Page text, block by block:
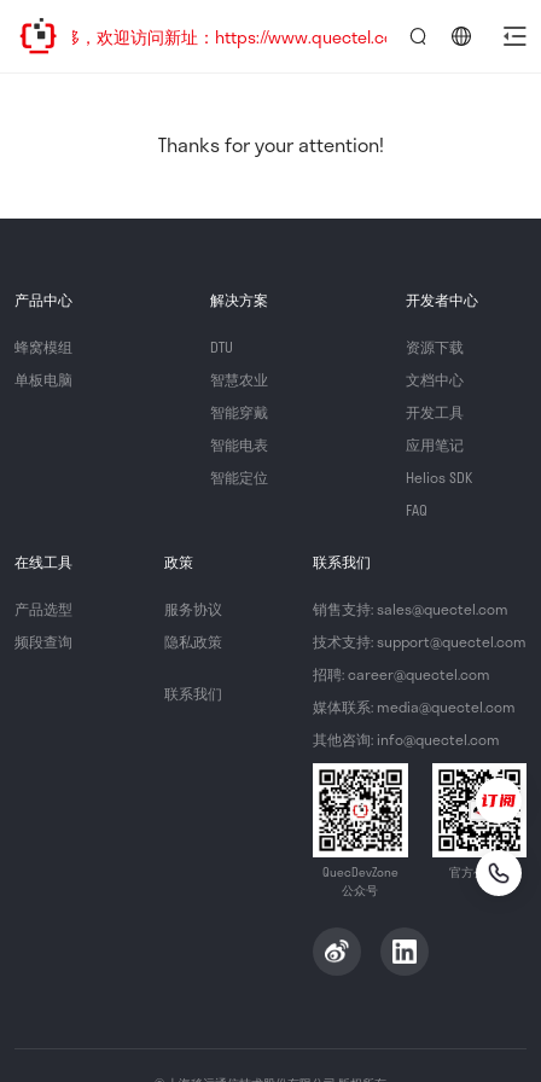
址已迁移，欢迎访问新址：https://www.quectel.com.cn
Thanks for your attention!
产品中心
蜂窝模组
单板电脑
解决方案
DTU
智慧农业
智能穿戴
智能电表
智能定位
开发者中心
资源下载
文档中心
开发工具
应用笔记
Helios SDK
FAQ
在线工具
产品选型
频段查询
政策
服务协议
隐私政策
联系我们
联系我们
销售支持: sales@quectel.com
技术支持: support@quectel.com
招聘: career@quectel.com
媒体联系: media@quectel.com
其他咨询: info@quectel.com
QuecDevZone
公众号
官方公众号